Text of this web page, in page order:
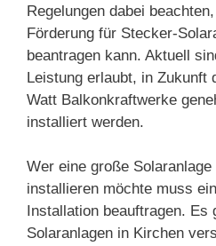
Regelungen dabei
Förderung für Stecker-
beantragen kann. Aktuell
Leistung erlaubt, in Zukunft
Watt Balkonkraftwerke
installiert werden.
Wer eine große
installieren möchte muss
Installation beauftragen. Es
Solaranlagen in Kirchen